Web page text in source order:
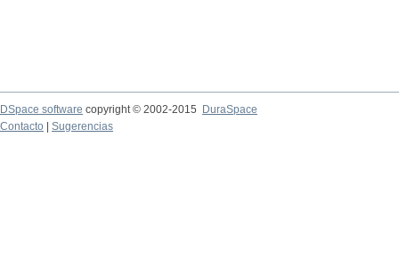
DSpace software copyright © 2002-2015
DuraSpace
Contacto
Sugerencias